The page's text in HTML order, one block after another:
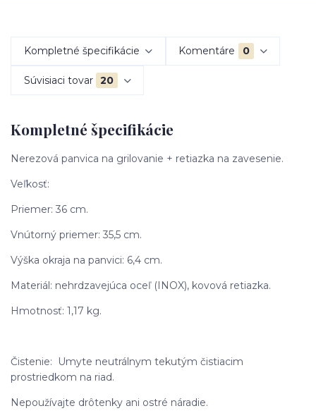
Kompletné špecifikácie Komentáre 0
Súvisiaci tovar 20
Kompletné špecifikácie
Nerezová panvica na grilovanie + retiazka na zavesenie.
Veľkosť:
Priemer: 36 cm.
Vnútorný priemer: 35,5 cm.
Výška okraja na panvici: 6,4 cm.
Materiál: nehrdzavejúca oceľ (INOX), kovová retiazka.
Hmotnosť: 1,17 kg.
Čistenie: Umyte neutrálnym tekutým čistiacim
prostriedkom na riad.
Nepoužívajte drôtenky ani ostré náradie.